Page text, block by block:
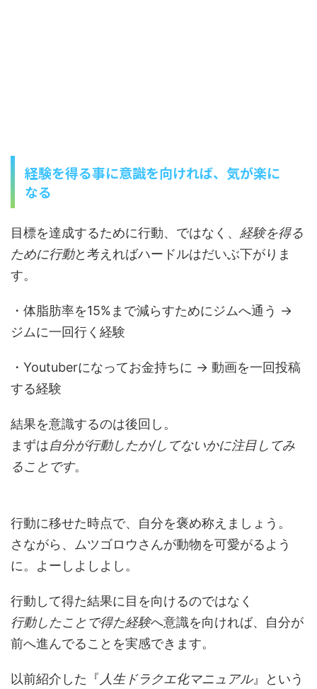
経験を得る事に意識を向ければ、気が楽に
なる
目標を達成するために行動、ではなく、 経験を得る
ために行動と考えればハードルはだいぶ下がりま
す。
・体脂肪率を15%まで減らすためにジムへ通う →
ジムに一回行く経験
・Youtuberになってお金持ちに → 動画を一回投稿
する経験
結果を意識するのは後回し。
まずは自分が行動したか/してないかに注目してみ
ることです。
行動に移せた時点で、自分を褒め称えましょう。
さながら、ムツゴロウさんが動物を可愛がるよう
に。よーしよしよし。
行動して得た結果に目を向けるのではなく
行動したことで得た経験へ意識を向ければ、自分が
前へ進んでることを実感できます。
以前紹介した『 人生ドラクエ化マニュアル』という